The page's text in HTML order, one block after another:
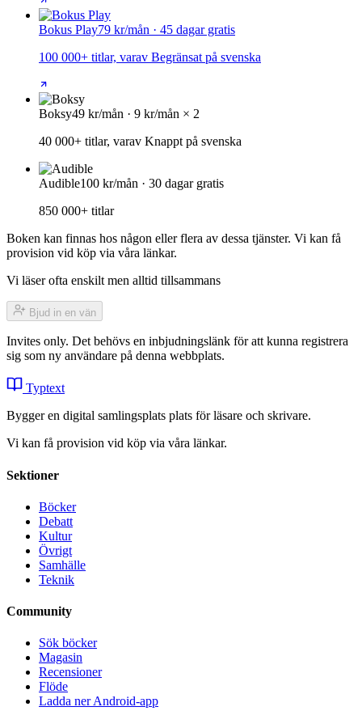
Bokus Play79 kr/mån · 45 dagar gratis
100 000+ titlar, varav Begränsat på svenska
Boksy49 kr/mån · 9 kr/mån × 2
40 000+ titlar, varav Knappt på svenska
Audible100 kr/mån · 30 dagar gratis
850 000+ titlar
Boken kan finnas hos någon eller flera av dessa tjänster. Vi kan få
provision vid köp via våra länkar.
Vi läser ofta enskilt men alltid tillsammans
Bjud in en vän
Invites only. Det behövs en inbjudningslänk för att kunna registrera
sig som ny användare på denna webbplats.
Typtext
Bygger en digital samlingsplats plats för läsare och skrivare.
Vi kan få provision vid köp via våra länkar.
Sektioner
Böcker
Debatt
Kultur
Övrigt
Samhälle
Teknik
Community
Sök böcker
Magasin
Recensioner
Flöde
Ladda ner Android-app